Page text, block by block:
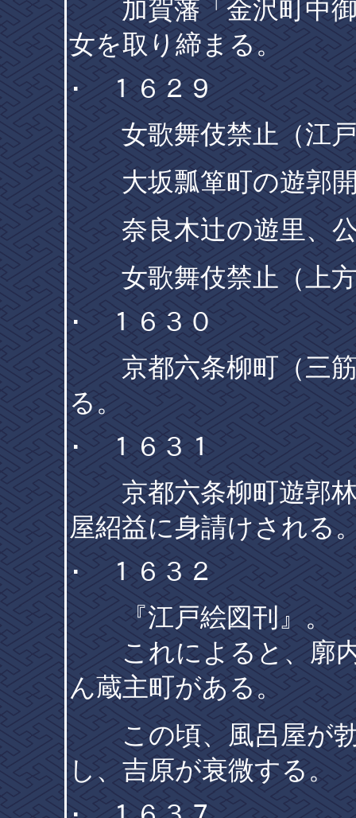
加賀藩「金沢町中御
女を取り締まる。
･ １６２９
女歌舞伎禁止（江
大坂瓢箪町の遊郭開
奈良木辻の遊里、公
女歌舞伎禁止（上
･ １６３０
京都六条柳町（三筋
る。
･ １６３１
京都六条柳町遊郭林
屋紹益に身請けされる
･ １６３２
『江戸絵図刊』。
これによると、廓内
ん蔵主町がある。
この頃、風呂屋が勃
し、吉原が衰微する。